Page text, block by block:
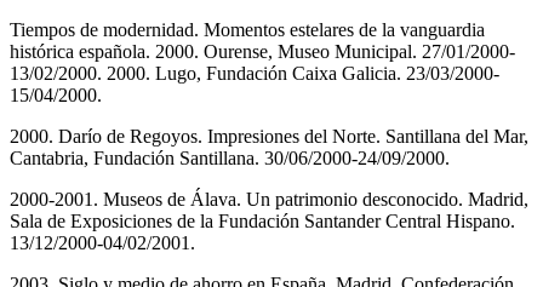
Tiempos de modernidad. Momentos estelares de la vanguardia
histórica española. 2000. Ourense, Museo Municipal. 27/01/2000-
13/02/2000. 2000. Lugo, Fundación Caixa Galicia. 23/03/2000-
15/04/2000.
2000. Darío de Regoyos. Impresiones del Norte. Santillana del Mar,
Cantabria, Fundación Santillana. 30/06/2000-24/09/2000.
2000-2001. Museos de Álava. Un patrimonio desconocido. Madrid,
Sala de Exposiciones de la Fundación Santander Central Hispano.
13/12/2000-04/02/2001.